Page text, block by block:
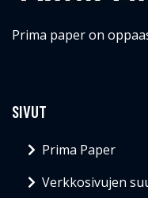
Prima paper on
SIVUT
Prima Paper
Verkkosivujen